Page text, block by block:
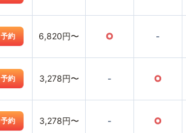
予約 6,820円〜 ○ -
予約 3,278円〜 - ○
予約 3,278円〜 - ○